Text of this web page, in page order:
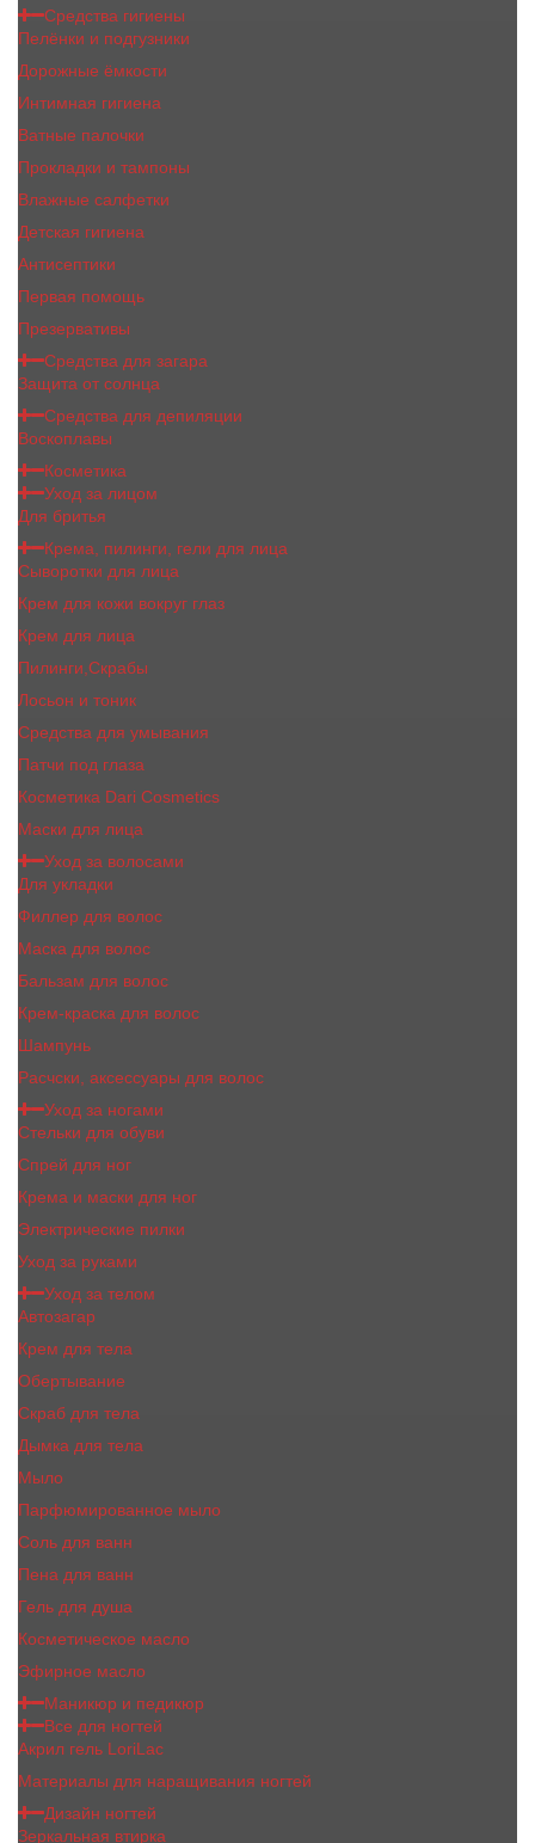
Средства гигиены
Пелёнки и подгузники
Дорожные ёмкости
Интимная гигиена
Ватные палочки
Прокладки и тампоны
Влажные салфетки
Детская гигиена
Антисептики
Первая помощь
Презервативы
Средства для загара
Защита от солнца
Средства для депиляции
Воскоплавы
Косметика
Уход за лицом
Для бритья
Крема, пилинги, гели для лица
Сыворотки для лица
Крем для кожи вокруг глаз
Крем для лица
Пилинги,Скрабы
Лосьон и тоник
Средства для умывания
Патчи под глаза
Косметика Dari Cosmetics
Маски для лица
Уход за волосами
Для укладки
Филлер для волос
Маска для волос
Бальзам для волос
Крем-краска для волос
Шампунь
Расчски, аксессуары для волос
Уход за ногами
Стельки для обуви
Спрей для ног
Крема и маски для ног
Электрические пилки
Уход за руками
Уход за телом
Автозагар
Крем для тела
Обертывание
Скраб для тела
Дымка для тела
Мыло
Парфюмированное мыло
Соль для ванн
Пена для ванн
Гель для душа
Косметическое масло
Эфирное масло
Маникюр и педикюр
Все для ногтей
Акрил гель LoriLac
Материалы для наращивания ногтей
Дизайн ногтей
Зеркальная втирка